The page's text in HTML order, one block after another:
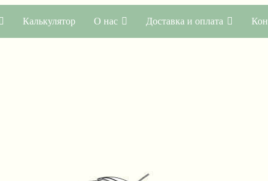
Калькулятор О нас Доставка и оплата